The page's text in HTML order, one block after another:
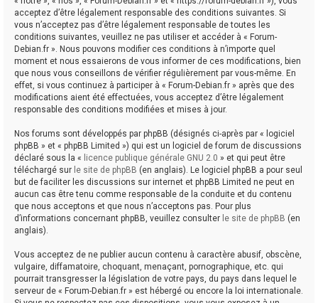
acceptez d’être légalement responsable des conditions suivantes. Si
vous n’acceptez pas d’être légalement responsable de toutes les
conditions suivantes, veuillez ne pas utiliser et accéder à « Forum-
Debian.fr ». Nous pouvons modifier ces conditions à n’importe quel
moment et nous essaierons de vous informer de ces modifications, bien
que nous vous conseillons de vérifier régulièrement par vous-même. En
effet, si vous continuez à participer à « Forum-Debian.fr » après que des
modifications aient été effectuées, vous acceptez d’être légalement
responsable des conditions modifiées et mises à jour.
Nos forums sont développés par phpBB (désignés ci-après par « logiciel
phpBB » et « phpBB Limited ») qui est un logiciel de forum de discussions
déclaré sous la « licence publique générale GNU 2.0 » et qui peut être
téléchargé sur le site de phpBB (en anglais). Le logiciel phpBB a pour seul
but de faciliter les discussions sur internet et phpBB Limited ne peut en
aucun cas être tenu comme responsable de la conduite et du contenu
que nous acceptons et que nous n’acceptons pas. Pour plus
d’informations concernant phpBB, veuillez consulter le site de phpBB (en
anglais).
Vous acceptez de ne publier aucun contenu à caractère abusif, obscène,
vulgaire, diffamatoire, choquant, menaçant, pornographique, etc. qui
pourrait transgresser la législation de votre pays, du pays dans lequel le
serveur de « Forum-Debian.fr » est hébergé ou encore la loi internationale.